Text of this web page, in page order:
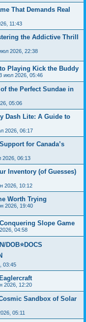
That Demands Real
11:43
the Addictive Thrill
2026, 22:38
Playing Kick the Buddy
июл 2026, 05:46
the Perfect Sundae in
05:06
Dash Lite: A Guide to
2026, 06:17
for Canada’s
2026, 06:13
Inventory (of Guesses)
2026, 10:12
Worth Trying
2026, 19:40
Slope Game
04:58
DOB⭐DOCS
03:45
2026, 12:20
Sandbox of Solar
05:11